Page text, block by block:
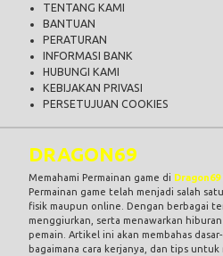
TENTANG KAMI
BANTUAN
PERATURAN
INFORMASI BANK
HUBUNGI KAMI
KEBIJAKAN PRIVASI
PERSETUJUAN COOKIES
DRAGON69
Memahami Permainan game di Dragon69
Permainan game telah menjadi salah
fisik maupun online. Dengan berbagai
menggiurkan, serta menawarkan
pemain. Artikel ini akan membahas
bagaimana cara kerjanya, dan tips untuk